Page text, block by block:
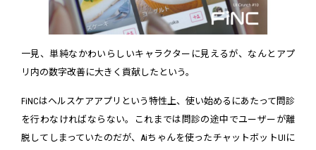
一見、単純なかわいらしいキャラクターに見えるが、なんとアプ
リ内の数字改善に大きく貢献したという。
FiNCはヘルスケアアプリという特性上、使い始めるにあたって問診
を行わなければならない。これまでは問診の途中でユーザーが離
脱してしまっていたのだが、Aiちゃんを使ったチャットボットUIに